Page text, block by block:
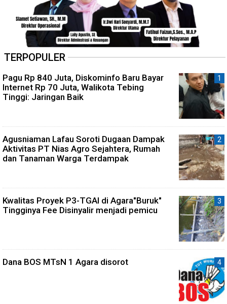
TERPOPULER
Pagu Rp 840 Juta, Diskominfo Baru Bayar
Internet Rp 70 Juta, Walikota Tebing
Tinggi: Jaringan Baik
Agusniaman Lafau Soroti Dugaan Dampak
Aktivitas PT Nias Agro Sejahtera, Rumah
dan Tanaman Warga Terdampak
Kwalitas Proyek P3-TGAI di Agara"Buruk"
Tingginya Fee Disinyalir menjadi pemicu
Dana BOS MTsN 1 Agara disorot